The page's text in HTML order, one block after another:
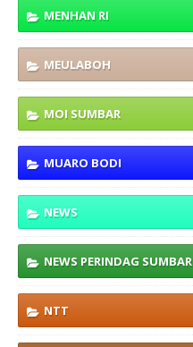
MENHAN RI
MEULABOH
MOI SUMBAR
MUARO BODI
NEWS
NEWS PERINDAG SUMBAR
NTT